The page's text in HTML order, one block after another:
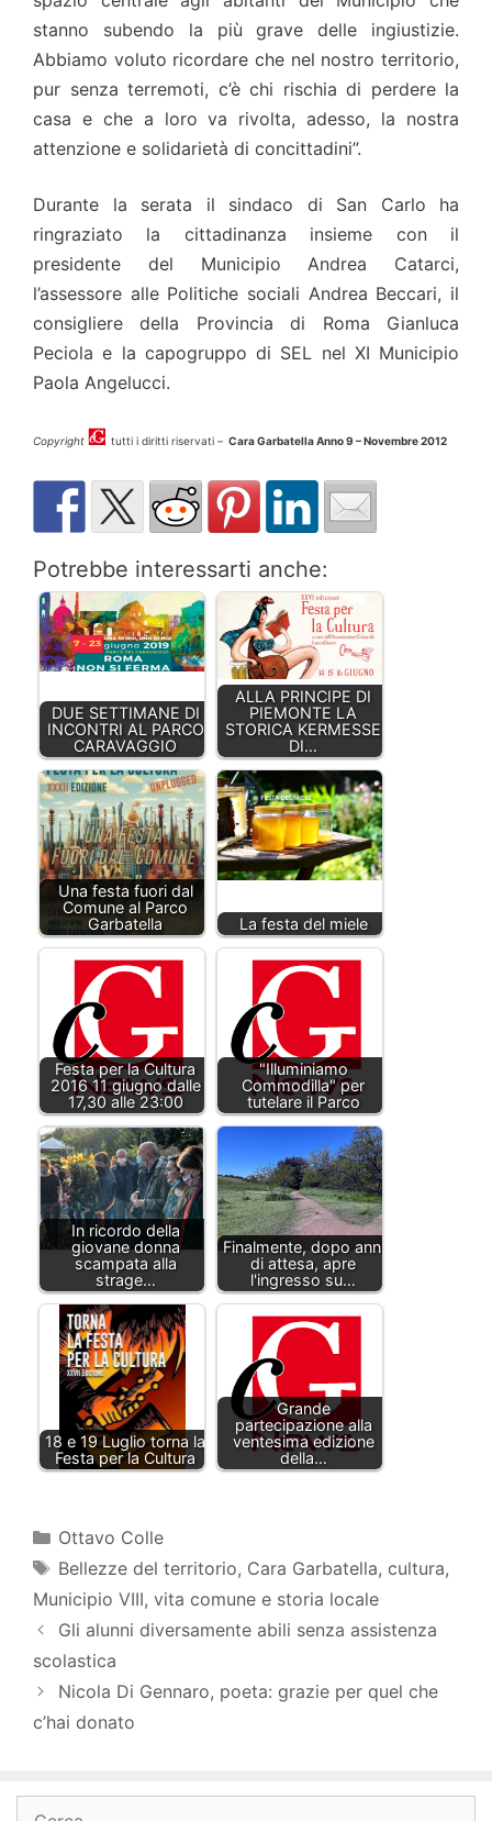
stanno subendo la più grave delle ingiustizie.
Abbiamo voluto ricordare che nel nostro territorio,
pur senza terremoti, c’è chi rischia di perdere la
casa e che a loro va rivolta, adesso, la nostra
attenzione e solidarietà di concittadini”.
Durante la serata il sindaco di San Carlo ha
ringraziato la cittadinanza insieme con il
presidente del Municipio Andrea Catarci,
l’assessore alle Politiche sociali Andrea Beccari, il
consigliere della Provincia di Roma Gianluca
Peciola e la capogruppo di SEL nel XI Municipio
Paola Angelucci.
Copyright tutti i diritti riservati – Cara Garbatella Anno 9 – Novembre 2012
Potrebbe interessarti anche:
DUE SETTIMANE DI
INCONTRI AL PARCO
CARAVAGGIO
ALLA PRINCIPE DI
PIEMONTE LA
STORICA KERMESSE
DI…
Una festa fuori dal
Comune al Parco
Garbatella
La festa del miele
Festa per la Cultura
2016 11 giugno dalle
17,30 alle 23:00
"Illuminiamo
Commodilla" per
tutelare il Parco
In ricordo della
giovane donna
scampata alla
strage…
Finalmente, dopo anni
di attesa, apre
l'ingresso su…
18 e 19 Luglio torna la
Festa per la Cultura
Grande
partecipazione alla
ventesima edizione
della…
Categorie
Ottavo Colle
Tag
Bellezze del territorio, Cara Garbatella, cultura,
Municipio VIII, vita comune e storia locale
Gli alunni diversamente abili senza assistenza
scolastica
Nicola Di Gennaro, poeta: grazie per quel che
c’hai donato